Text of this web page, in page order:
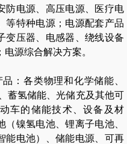
防电源、高压电源、医疗电
等特种电源；电源配套产品
变压器、电感器、绕线设备
电源综合解决方案。
：各类物理和化学储能、
蓄氢储能、光储充及其他可
车的储能技术、设备及材
（镍氢电池、锂离子电池、
能电池）、储能电源、可再